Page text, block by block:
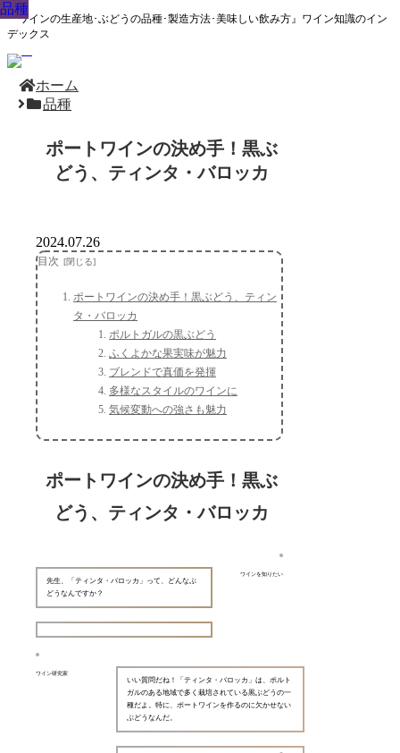
『ワインの生産地･ぶどうの品種･製造方法･美味しい飲み方』ワイン知識のイン
デックス
ホーム
品種
ポートワインの決め手！黒ぶ
どう、ティンタ・バロッカ
品種
2024.07.26
目次
ポートワインの決め手！黒ぶどう、ティン
タ・バロッカ
ポルトガルの黒ぶどう
ふくよかな果実味が魅力
ブレンドで真価を発揮
多様なスタイルのワインに
気候変動への強さも魅力
ポートワインの決め手！黒ぶ
どう、ティンタ・バロッカ
ワインを知りたい
先生、「ティンタ・バロッカ」って、どんなぶ
どうなんですか？
ワイン研究家
いい質問だね！「ティンタ・バロッカ」は、ポルト
ガルのある地域で多く栽培されている黒ぶどうの一
種だよ。特に、ポートワインを作るのに欠かせない
ぶどうなんだ。
品種
品種
品種
品種
品種
品種
品種
品種